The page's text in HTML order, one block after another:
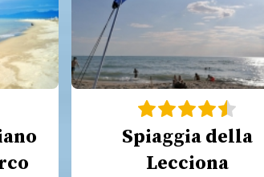
Spiaggia della
Lecciona